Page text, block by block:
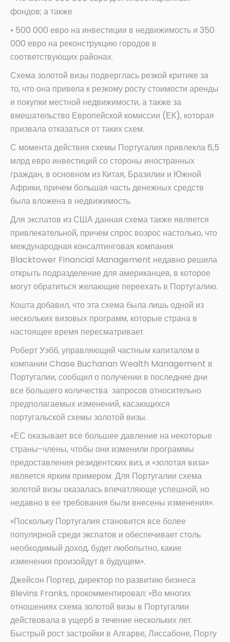
фондов; а также
• 500 000 евро на инвестиции в недвижимость и 350
000 евро на реконструкцию городов в
соответствующих районах.
Схема золотой визы подверглась резкой критике за
то, что она привела к резкому росту стоимости аренды
и покупки местной недвижимости, а также за
вмешательство Европейской комиссии (ЕК), которая
призвала отказаться от таких схем.
С момента действия схемы Португалия привлекла 6,5
млрд евро инвестиций со стороны иностранных
граждан, в основном из Китая, Бразилии и Южной
Африки, причем большая часть денежных средств
была вложена в недвижимость.
Для экспатов из США данная схема также является
привлекательной, причем спрос возрос настолько, что
международная консалтинговая компания
Blacktower Financial Management недавно решила
открыть подразделение для американцев, в которое
могут обратиться желающие переехать в Португалию.
Кошта добавил, что эта схема была лишь одной из
нескольких визовых программ, которые страна в
настоящее время пересматривает.
Роберт Уэбб, управляющий частным капиталом в
компании Chase Buchanan Wealth Management в
Португалии, сообщил о получении в последние дни
все большего количества запросов относительно
предполагаемых изменений, касающихся
португальской схемы золотой визы.
«ЕС оказывает все большее давление на некоторые
страны-члены, чтобы они изменили программы
предоставления резидентских виз, и «золотая виза»
является ярким примером. Для Португалии схема
золотой визы оказалась впечатляюще успешной, но
недавно в ее требования были внесены изменения».
«Поскольку Португалия становится все более
популярной среди экспатов и обеспечивает столь
необходимый доход, будет любопытно, какие
изменения произойдут в будущем».
Джейсон Портер, директор по развитию бизнеса
Blevins Franks, прокомментировал: «Во многих
отношениях схема золотой визы в Португалии
действовала в ущерб в течение нескольких лет.
Быстрый рост застройки в Алгарве, Лиссабоне, Порту